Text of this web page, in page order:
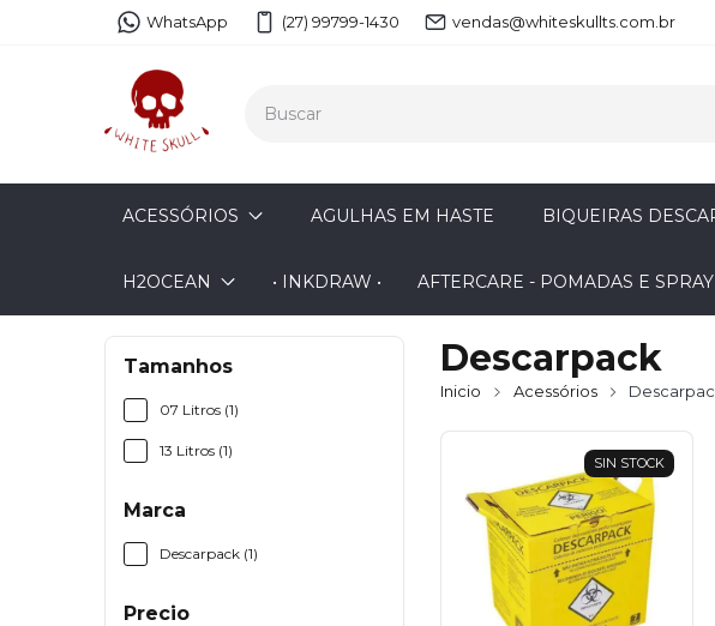
WhatsApp (27) 99799-1430 vendas@whiteskullts.com.br
ACESSÓRIOS AGULHAS EM HASTE BIQUEIRAS
H2OCEAN • INKDRAW • AFTERCARE - POMADAS E SPRAY
Tamanhos
07 Litros (1)
13 Litros (1)
Marca
Descarpack (1)
Precio
Descarpack
Inicio Acessórios
SIN STOCK